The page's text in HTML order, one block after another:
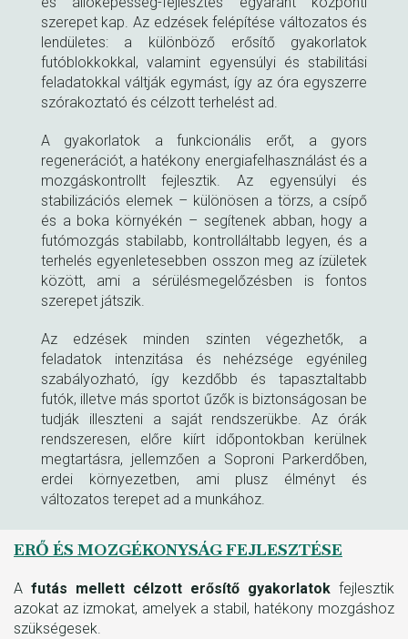
szerepet kap. Az edzések felépítése változatos és
lendületes: a különböző erősítő gyakorlatok
futóblokkokkal, valamint egyensúlyi és stabilitási
feladatokkal váltják egymást, így az óra egyszerre
szórakoztató és célzott terhelést ad.
A gyakorlatok a funkcionális erőt, a gyors
regenerációt, a hatékony energiafelhasználást és a
mozgáskontrollt fejlesztik. Az egyensúlyi és
stabilizációs elemek – különösen a törzs, a csípő
és a boka környékén – segítenek abban, hogy a
futómozgás stabilabb, kontrolláltabb legyen, és a
terhelés egyenletesebben osszon meg az ízületek
között, ami a sérülésmegelőzésben is fontos
szerepet játszik.
Az edzések minden szinten végezhetők, a
feladatok intenzitása és nehézsége egyénileg
szabályozható, így kezdőbb és tapasztaltabb
futók, illetve más sportot űzők is biztonságosan be
tudják illeszteni a saját rendszerükbe. Az órák
rendszeresen, előre kiírt időpontokban kerülnek
megtartásra, jellemzően a Soproni Parkerdőben,
erdei környezetben, ami plusz élményt és
változatos terepet ad a munkához.
ERŐ ÉS MOZGÉKONYSÁG FEJLESZTÉSE
A futás mellett célzott erősítő gyakorlatok fejlesztik
azokat az izmokat, amelyek a stabil, hatékony mozgáshoz
szükségesek.